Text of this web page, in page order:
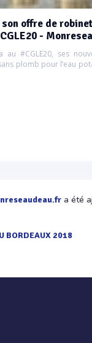
offre de
-
au #CGLE20, ses
plomb pour l’eau
a été
BORDEAUX 2018